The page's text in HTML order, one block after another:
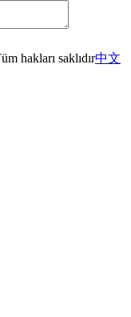
hakları saklıdır中文